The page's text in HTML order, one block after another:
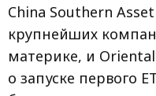
China Southern
крупнейших
материке, и
о запуске первого